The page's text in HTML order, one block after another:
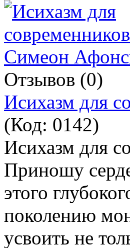
Отзывов (0)
Исихазм для
(Код: 0142)
Исихазм для
Приношу
этого
поколению
усвоить не